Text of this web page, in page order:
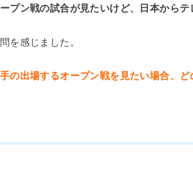
プン戦の試合が見たいけど、日本からテ
を感じました。
の出場するオープン戦を見たい場合、